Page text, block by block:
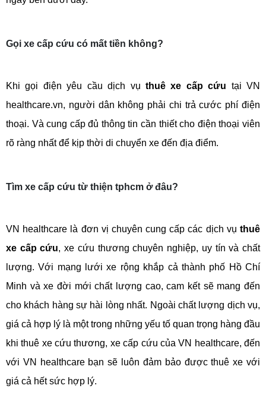
Gọi xe cấp cứu có mất tiền không?
Khi gọi điện yêu cầu dịch vụ thuê xe cấp cứu tại VN
healthcare.vn, người dân không phải chi trả cước phí điện
thoại. Và cung cấp đủ thông tin cần thiết cho điện thoại viên
rõ ràng nhất để kịp thời di chuyển xe đến địa điểm.
Tìm xe cấp cứu từ thiện tphcm ở đâu?
VN healthcare là đơn vị chuyên cung cấp các dịch vụ thuê
xe cấp cứu, xe cứu thương chuyên nghiệp, uy tín và chất
lượng. Với mạng lưới xe rộng khắp cả thành phố Hồ Chí
Minh và xe đời mới chất lượng cao, cam kết sẽ mang đến
cho khách hàng sự hài lòng nhất. Ngoài chất lượng dịch vụ,
giá cả hợp lý là một trong những yếu tố quan trọng hàng đầu
khi thuê xe cứu thương, xe cấp cứu của VN healthcare, đến
với VN healthcare bạn sẽ luôn đảm bảo được thuê xe với
giá cả hết sức hợp lý.